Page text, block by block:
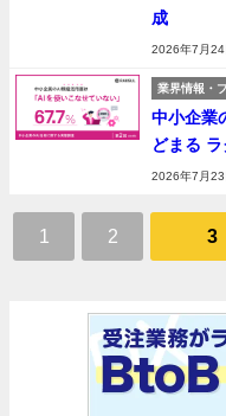
成
2026年7月24
業界情報・
中小企業
どまる
2026年7月23
1 2 3